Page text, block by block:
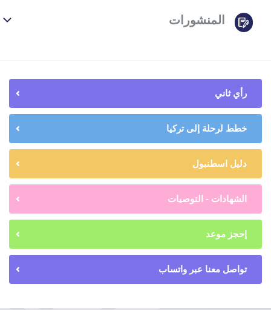
المنشورات
رأي ثاني
خطط لرحلة إلى تركيا
دليل اسطنبول
الشهادات - التوصيات
إحجز موعد
تواصل معنا عبر واتساب